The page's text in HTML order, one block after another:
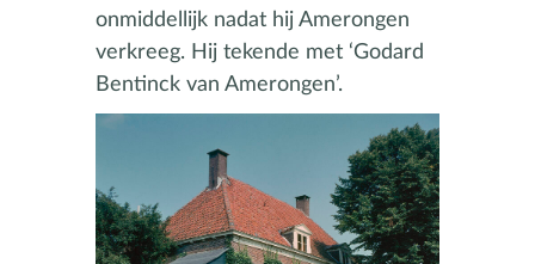
onmiddellijk nadat hij Amerongen
verkreeg. Hij tekende met ‘Godard
Bentinck van Amerongen’.